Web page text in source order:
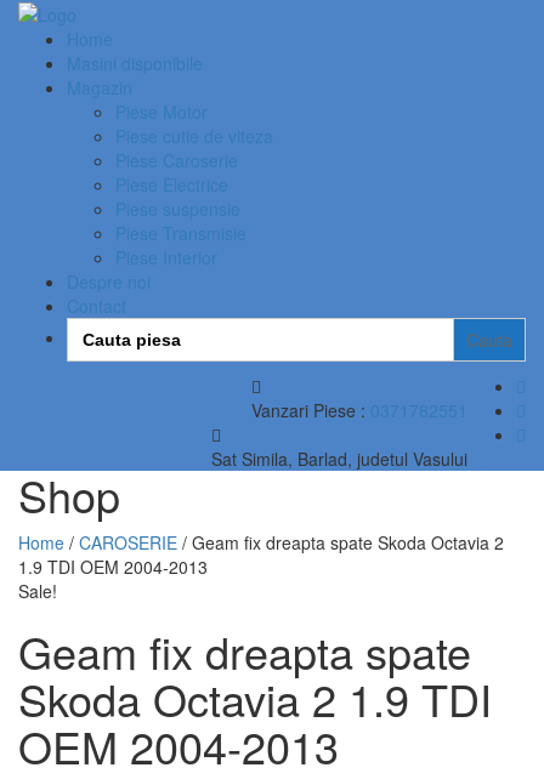
Home
Masini disponibile
Magazin
Piese Motor
Piese cutie de viteza
Piese Caroserie
Piese Electrice
Piese suspensie
Piese Transmisie
Piese Interior
Despre noi
Contact
Search
for:
Vanzari Piese : 0371782551
Sat Simila, Barlad, judetul Vasului
Shop
Home / CAROSERIE / Geam fix dreapta spate Skoda Octavia 2
1.9 TDI OEM 2004-2013
Sale!
Geam fix dreapta spate
Skoda Octavia 2 1.9 TDI
OEM 2004-2013